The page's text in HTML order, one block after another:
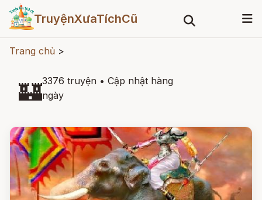
TruyệnXưaTíchCũ
Trang chủ >
🏰3376 truyện • Cập nhật hàng
ngày